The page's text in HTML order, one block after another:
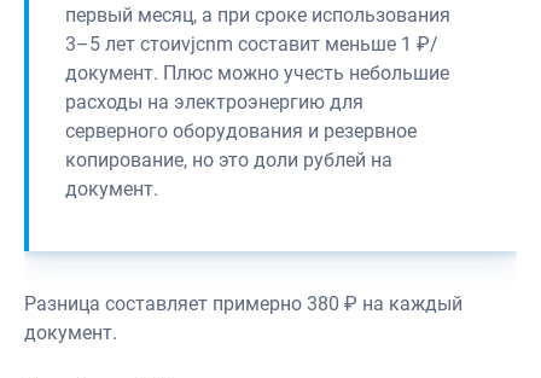
первый месяц, а при сроке использования
3–5 лет стоиvjcnm составит меньше 1 ₽/
документ. Плюс можно учесть небольшие
расходы на электроэнергию для
серверного оборудования и резервное
копирование, но это доли рублей на
документ.
Разница составляет примерно 380 ₽ на каждый
документ.